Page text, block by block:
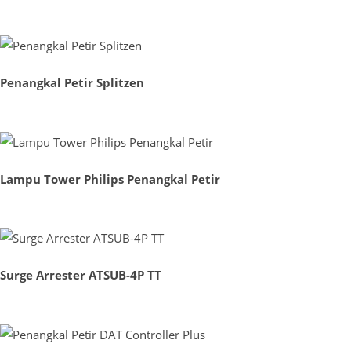
Penangkal Petir Splitzen
Lampu Tower Philips Penangkal Petir
Surge Arrester ATSUB-4P TT